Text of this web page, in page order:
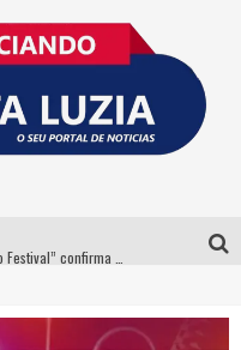
Com Luan Santana, Zé Neto & Cristiano e outros grandes nomes, 56ª Expô Barbacena divulga programação completa